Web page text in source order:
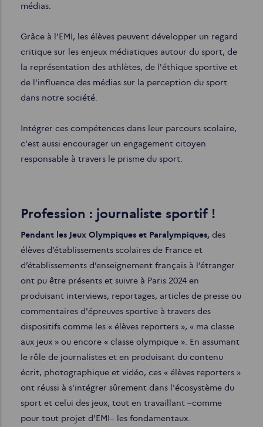
médias.
Grâce à l’EMI, les élèves peuvent développer un regard
critique sur les enjeux médiatiques autour du sport, de
la représentation des athlètes, de l'éthique sportive et
de l'influence des médias sur la perception du sport
dans notre société.
Intégrer ces compétences dans leur parcours scolaire,
c'est aussi encourager un engagement citoyen
responsable à travers le prisme du sport.
Profession : journaliste sportif !
Pendant les Jeux Olympiques et Paralympiques, des
élèves d’établissements scolaires de France et
d’établissements d’enseignement français à l’étranger
ont pu être présents et suivre à Paris 2024 en
produisant interviews, reportages, articles de presse ou
commentaires d'épreuves sportive à travers des
dispositifs comme les « élèves reporters », « ma classe
aux jeux » ou encore « classe olympique ». En assumant
le rôle de journalistes et en produisant du contenu
écrit, photographique et vidéo, ces « élèves reporters »
ont réussi à s'intégrer sûrement dans l'écosystème du
sport et celui des jeux, tout en travaillant –comme
pour tout projet d'EMI– les fondamentaux.